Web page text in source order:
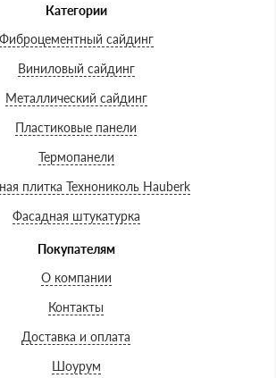
Категории
Фиброцементный сайдинг
Виниловый сайдинг
Металлический сайдинг
Пластиковые панели
Термопанели
плитка Технониколь Hauberk
Фасадная штукатурка
Покупателям
О компании
Контакты
Доставка и оплата
Шоурум